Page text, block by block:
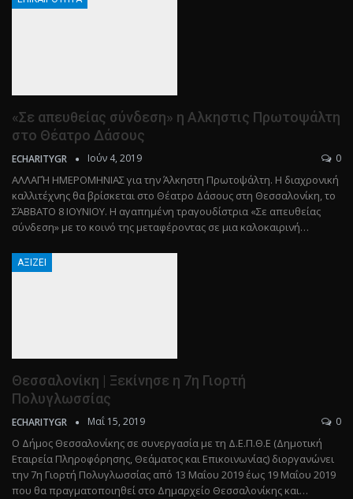
«Σε απευθείας σύνδεση» η Αλκηστις Πρωτοψάλτη
στο Θέατρο Δάσους
ECHARITYGR Ιούν 4, 2019 0
ΑΛΛΑΓΉ ΗΜΕΡΟΜΗΝΙΑΣ για την Άλκηστη Πρωτοψάλτη. Η διαχρονική
καλλιτέχνης θα βρίσκεται στο Θέατρο Δάσους στη Θεσσαλονίκη, το
ΣΆΒΒΑΤΟ 8 ΙΟΥΝΙΟΥ. Η αγαπημένη τραγουδίστρια «Σε απευθείας
σύνδεση» με το κοινό της μεταφέροντας σε μια καλοκαιρινή…
ΑΞΊΖΕΙ
Θεσσαλονίκη | Ξεκίνησε η 7η Γιορτή
Πολυγλωσσίας
ECHARITYGR Μαΐ 15, 2019 0
O Δήμος Θεσσαλονίκης σε συνεργασία με τη Δ.Ε.Π.Θ.Ε (Δημοτική
Εταιρεία Πληροφόρησης, Θεάματος και Επικοινωνίας) διοργανώνει
την 7η Γιορτή Πολυγλωσσίας από 13 Μαΐου 2019 έως 19 Μαΐου 2019
που θα πραγματοποιηθεί στο Δημαρχείο Θεσσαλονίκης και…